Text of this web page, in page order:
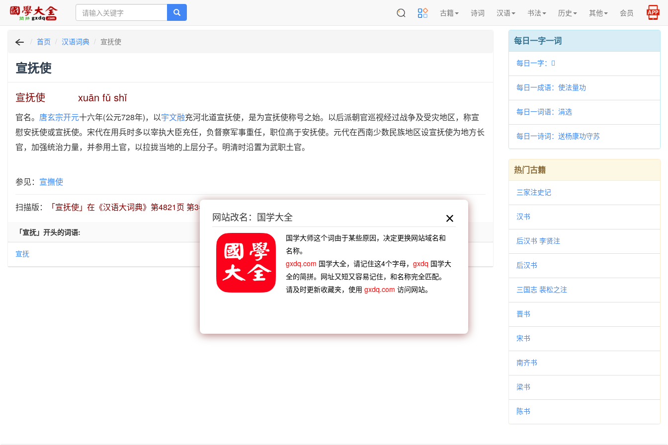
古籍 诗词 汉语 书法 历史 其他 会员
首页 汉语词典 宣抚使
宣抚使
宣抚使 xuān fǔ shǐ
官名。 唐玄宗开元十六年(公元728年)，以宇文融充河北道宣抚使，是为宣抚使称号之始。以后派朝官巡视经过战争及受灾地区，称宣
慰安抚使或宣抚使。宋代在用兵时多以宰执大臣充任，负督察军事重任，职位高于安抚使。元代在西南少数民族地区设宣抚使为地方长
官，加强统治力量，并参用土官，以拉拢当地的上层分子。明清时沿置为武职土官。
参见： 宣撫使
扫描版： 「宣抚使」在《汉语大词典》第4821页 第3卷 1415
「宣抚」开头的词语:
宣抚 宣抚使
每日一字一词
每日一字：𦍱
每日一成语：使法量功
每日一词语：涓选
每日一诗词：送杨康功守苏
热门古籍
三家注史记
汉书
后汉书 李贤注
后汉书
三国志 裴松之注
晋书
宋书
南齐书
梁书
陈书
网站改名：国学大全
国学大师这个词由于某些原因，决定更换网站域名和
名称。
gxdq.com 国学大全，请记住这4个字母， gxdq 国学大
全的简拼。网址又短又容易记住，和名称完全匹配。
请及时更新收藏夹，使用 gxdq.com 访问网站。